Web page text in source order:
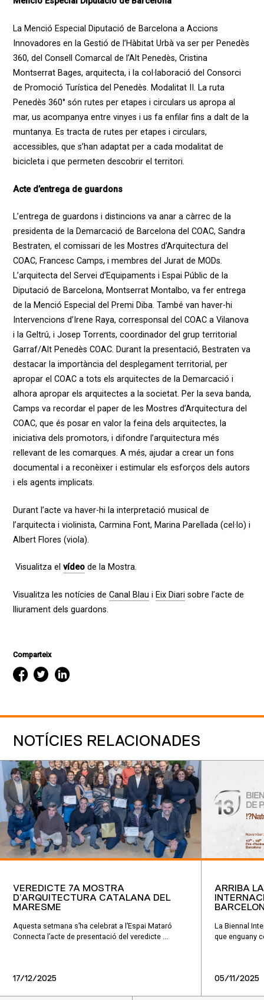
La Menció Especial Diputació de Barcelona a Accions
Innovadores en la Gestió de l’Hàbitat Urbà va ser per Penedès
360, del Consell Comarcal de l’Alt Penedès, Cristina
Montserrat Bages, arquitecta, i la col·laboració del Consorci
de Promoció Turística del Penedès. Modalitat II. La ruta
Penedès 360° són rutes per etapes i circulars us apropa al
mar, us acompanya entre vinyes i us fa enfilar fins a dalt de la
muntanya. Es tracta de rutes per etapes i circulars,
accessibles, que s’han adaptat per a cada modalitat de
bicicleta i que permeten descobrir el territori.
Acte d’entrega de guardons
L’entrega de guardons i distincions va anar a càrrec de la
presidenta de la Demarcació de Barcelona del COAC, Sandra
Bestraten, el comissari de les Mostres d’Arquitectura del
COAC, Francesc Camps, i membres del Jurat de MODs.
L’arquitecta del Servei d’Equipaments i Espai Públic de la
Diputació de Barcelona, Montserrat Montalbo, va fer entrega
de la Menció Especial del Premi Diba. També van haver-hi
Intervencions d’Irene Raya, corresponsal del COAC a Vilanova
i la Geltrú, i Josep Torrents, coordinador del grup territorial
Garraf/Alt Penedès COAC. Durant la presentació, Bestraten va
destacar la importància del desplegament territorial, per
apropar el COAC a tots els arquitectes de la Demarcació i
alhora apropar els arquitectes a la societat. Per la seva banda,
Camps va recordar el paper de les Mostres d’Arquitectura del
COAC, que és posar en valor la feina dels arquitectes, la
iniciativa dels promotors, i difondre l’arquitectura més
rellevant de les comarques. A més, ajudar a crear un fons
documental i a reconèixer i estimular els esforços dels autors
i els agents implicats.
Durant l’acte va haver-hi la interpretació musical de
l’arquitecta i violinista, Carmina Font, Marina Parellada (cel·lo) i
Albert Flores (viola).
Visualitza el vídeode la Mostra.
Visualitza les notícies de Canal Blau i Eix Diari sobre l’acte de
lliurament dels guardons.
Comparteix
NOTÍCIES RELACIONADES
VEREDICTE 7A MOSTRA
D’ARQUITECTURA CATALANA DEL
MARESME
Aquesta setmana s’ha celebrat a l’Espai Mataró
Connecta l’acte de presentació del veredicte ...
17/12/2025
ARRIBA
La Biennal
que enguany
05/11/2025